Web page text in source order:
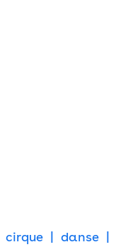
cirque danse